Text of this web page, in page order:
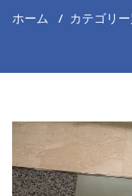
ホーム / カテゴリ